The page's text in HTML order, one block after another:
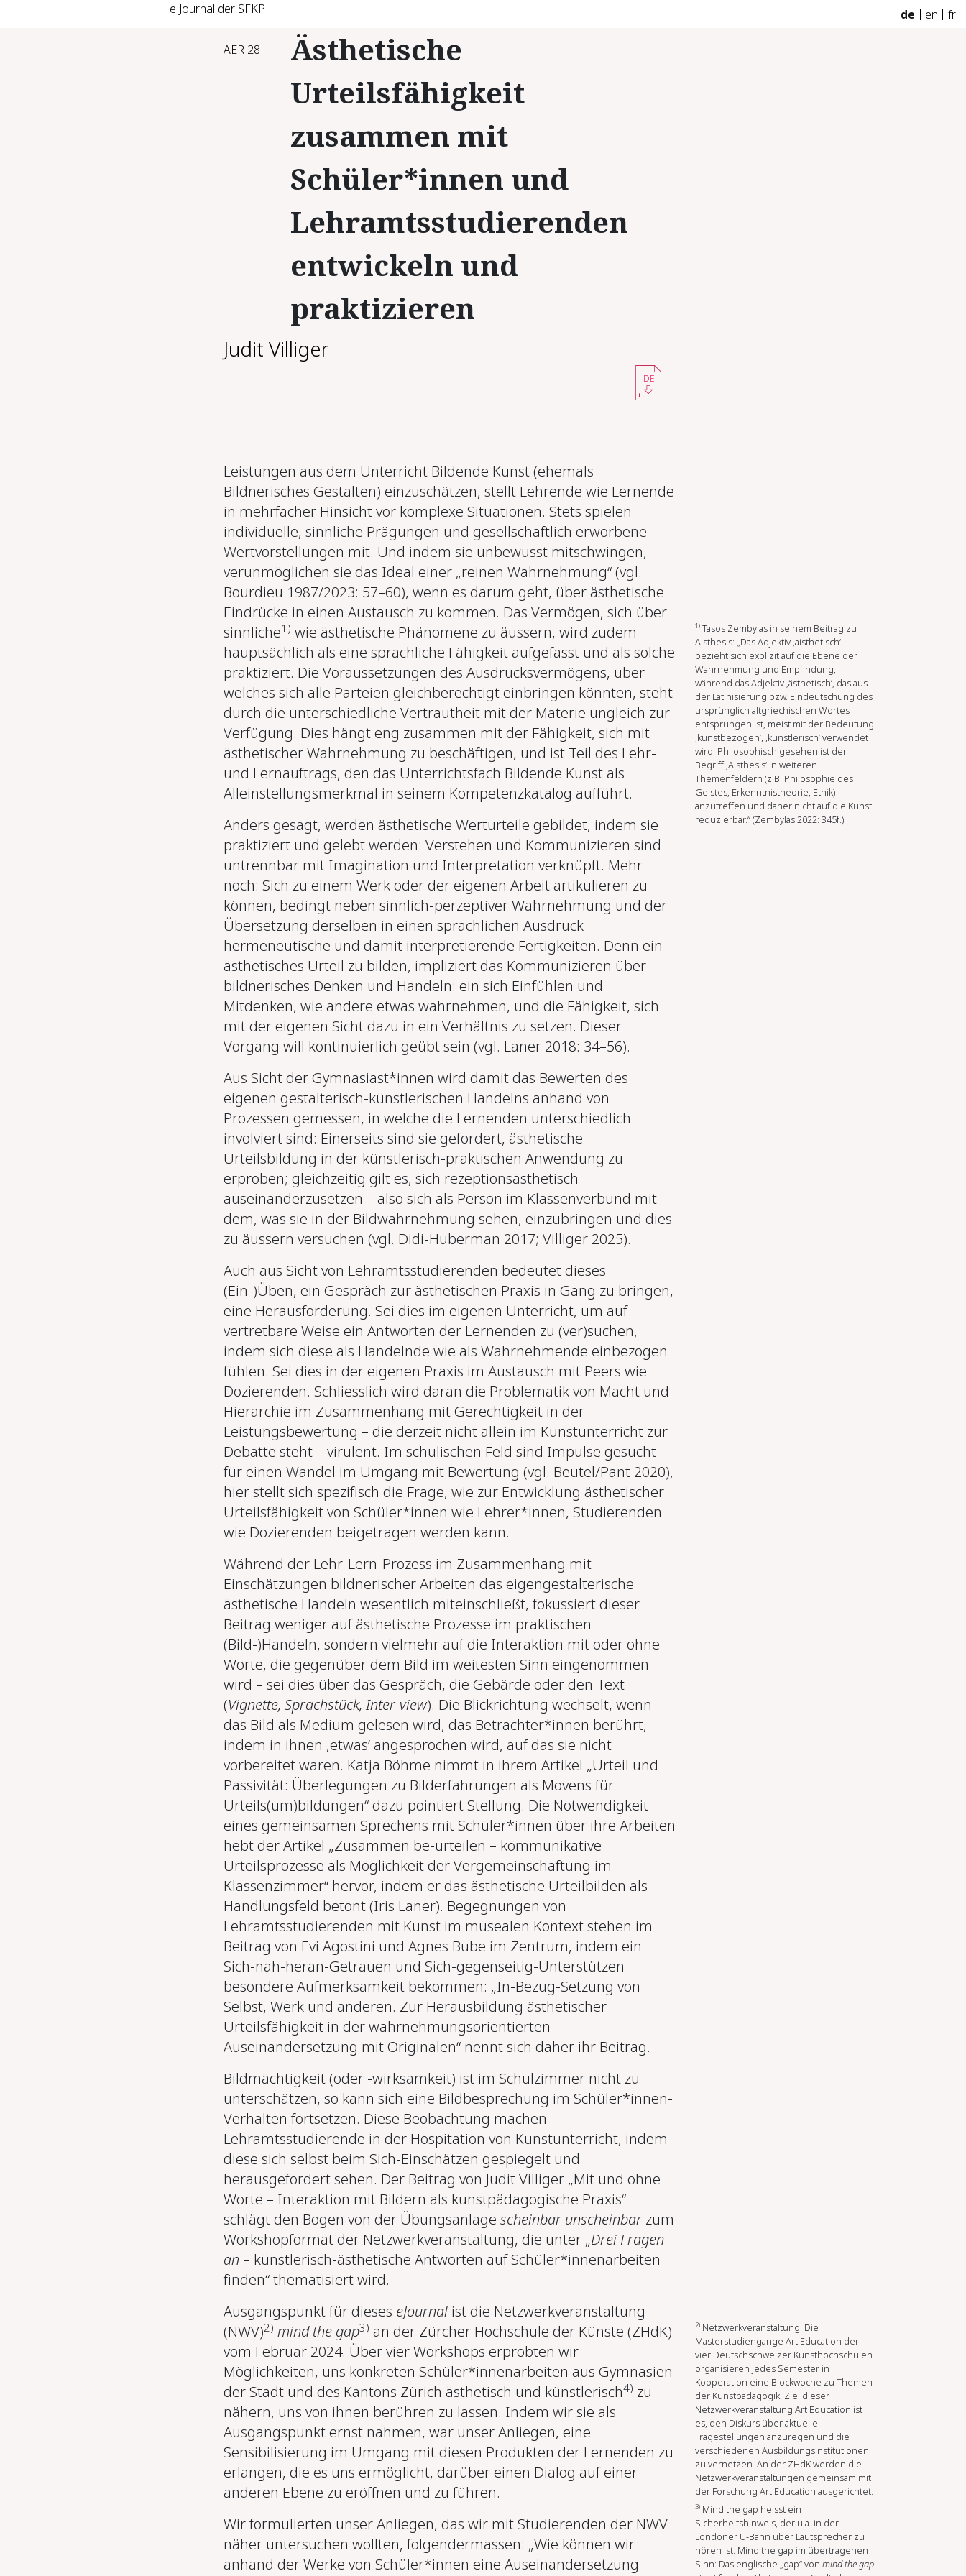
e Journal der SFKP de en fr
AER 28
Ästhetische
Urteilsfähigkeit
zusammen mit
Schüler*innen und
Lehramtsstudierenden
entwickeln und
praktizieren
Judit Villiger
DE
Leistungen aus dem Unterricht Bildende Kunst (ehemals
Bildnerisches Gestalten) einzuschätzen, stellt Lehrende wie Lernende
in mehrfacher Hinsicht vor komplexe Situationen. Stets spielen
individuelle, sinnliche Prägungen und gesellschaftlich erworbene
Wertvorstellungen mit. Und indem sie unbewusst mitschwingen,
verunmöglichen sie das Ideal einer „reinen Wahrnehmung“(vgl.
Bourdieu 1987/2023: 57–60), wenn es darum geht, über ästhetische
Eindrücke in einen Austausch zu kommen. Das Vermögen, sich über
sinnliche1) wie ästhetische Phänomene zu äussern, wird zudem
hauptsächlich als eine sprachliche Fähigkeit aufgefasst und als solche
praktiziert. Die Voraussetzungen des Ausdrucksvermögens, über
welches sich alle Parteien gleichberechtigt einbringen könnten, steht
durch die unterschiedliche Vertrautheit mit der Materie ungleich zur
Verfügung. Dies hängt eng zusammen mit der Fähigkeit, sich mit
ästhetischer Wahrnehmung zu beschäftigen, und ist Teil des Lehr-
und Lernauftrags, den das Unterrichtsfach Bildende Kunstals
Alleinstellungsmerkmal in seinem Kompetenzkatalog aufführt.
Anders gesagt, werden ästhetische Werturteile gebildet, indem sie
praktiziert und gelebt werden: Verstehen und Kommunizieren sind
untrennbar mit Imagination und Interpretation verknüpft. Mehr
noch: Sich zu einem Werk oder der eigenen Arbeit artikulieren zu
können, bedingt neben sinnlich-perzeptiver Wahrnehmung und der
Übersetzung derselben in einen sprachlichen Ausdruck
hermeneutische und damit interpretierende Fertigkeiten. Denn ein
ästhetisches Urteil zu bilden, impliziert das Kommunizieren über
bildnerisches Denken und Handeln: ein sich Einfühlen und
Mitdenken, wie andere etwas wahrnehmen, und die Fähigkeit, sich
mit der eigenen Sicht dazu in ein Verhältnis zu setzen. Dieser
Vorgang will kontinuierlich geübt sein (vgl. Laner 2018: 34–56).
Aus Sicht derGymnasiast*innen wird damit das Bewerten des
eigenen gestalterisch-künstlerischen Handelns anhand von
Prozessen gemessen, in welche die Lernenden unterschiedlich
involviert sind: Einerseits sind sie gefordert, ästhetische
Urteilsbildung in der künstlerisch-praktischen Anwendung zu
erproben; gleichzeitig gilt es, sich rezeptionsästhetisch
auseinanderzusetzen – also sich als Person im Klassenverbund mit
dem, was sie in der Bildwahrnehmung sehen, einzubringen und dies
zu äussern versuchen (vgl. Didi-Huberman 2017; Villiger 2025).
Auch aus Sicht von Lehramtsstudierenden bedeutet dieses
(Ein‑)Üben, ein Gespräch zur ästhetischen Praxis in Gang zu bringen,
eine Herausforderung. Sei dies im eigenen Unterricht, um auf
vertretbare Weise ein Antworten der Lernenden zu (ver)suchen,
indem sich diese als Handelnde wie als Wahrnehmende einbezogen
fühlen. Sei dies in der eigenen Praxis im Austausch mit Peers wie
Dozierenden. Schliesslich wird daran die Problematik von Macht und
Hierarchie im Zusammenhang mit Gerechtigkeit in der
Leistungsbewertung – die derzeit nicht allein im Kunstunterricht zur
Debatte steht – virulent. Im schulischen Feld sind Impulse gesucht
für einen Wandel im Umgang mit Bewertung (vgl. Beutel/Pant 2020),
hier stellt sich spezifisch die Frage, wie zur Entwicklung ästhetischer
Urteilsfähigkeit von Schüler*innen wie Lehrer*innen, Studierenden
wie Dozierenden beigetragen werden kann.
Während der Lehr-Lern-Prozess im Zusammenhang mit
Einschätzungen bildnerischer Arbeiten das eigengestalterische
ästhetische Handeln wesentlich miteinschließt, fokussiert dieser
Beitrag weniger auf ästhetische Prozesse im praktischen
(Bild‑)Handeln, sondern vielmehr auf die Interaktion mit oder ohne
Worte, die gegenüber dem Bild im weitesten Sinn eingenommen
wird – sei dies über das Gespräch, die Gebärde oder den Text
(Vignette, Sprachstück, Inter-view). Die Blickrichtung wechselt, wenn
das Bild als Medium gelesen wird, das Betrachter*innen berührt,
indem in ihnen ‚etwas‘ angesprochen wird, auf das sie nicht
vorbereitet waren. Katja Böhme nimmt in ihrem Artikel „Urteil und
Passivität: Überlegungen zu Bilderfahrungen als Movens für
Urteils(um)bildungen“ dazu pointiert Stellung. Die Notwendigkeit
eines gemeinsamen Sprechens mit Schüler*innen über ihre Arbeiten
hebt der Artikel „Zusammen be-urteilen – kommunikative
Urteilsprozesse als Möglichkeit der Vergemeinschaftung im
Klassenzimmer“ hervor, indem er das ästhetische Urteilbilden als
Handlungsfeld betont (Iris Laner). Begegnungen von
Lehramtsstudierenden mit Kunst im musealen Kontext stehen im
Beitrag von Evi Agostini und Agnes Bube im Zentrum, indem ein
Sich-nah-heran-Getrauen und Sich-gegenseitig-Unterstützen
besondere Aufmerksamkeit bekommen: „In-Bezug-Setzung von
Selbst, Werk und anderen. Zur Herausbildung ästhetischer
Urteilsfähigkeit in der wahrnehmungsorientierten
Auseinandersetzung mit Originalen“ nennt sich daher ihr Beitrag.
Bildmächtigkeit (oder -wirksamkeit) ist im Schulzimmer nicht zu
unterschätzen, so kann sich eine Bildbesprechung im Schüler*innen-
Verhalten fortsetzen. Diese Beobachtung machen
Lehramtsstudierende in der Hospitation von Kunstunterricht, indem
diese sich selbst beim Sich-Einschätzen gespiegelt und
herausgefordert sehen. Der Beitrag von Judit Villiger „Mit und ohne
Worte – Interaktion mit Bildern als kunstpädagogische Praxis“
schlägt den Bogen von der Übungsanlage scheinbar unscheinbarzum
Workshopformat der Netzwerkveranstaltung, die unter „Drei Fragen
an– künstlerisch-ästhetische Antworten auf Schüler*innenarbeiten
finden“ thematisiert wird.
Ausgangspunkt für dieses eJournalist die Netzwerkveranstaltung
(NWV)2) mind the gap3) an der Zürcher Hochschule der Künste (ZHdK)
vom Februar 2024. Über vier Workshops erprobten wir
Möglichkeiten, uns konkreten Schüler*innenarbeiten aus Gymnasien
der Stadt und des Kantons Zürich ästhetisch und künstlerisch4) zu
nähern, uns von ihnen berühren zu lassen. Indem wir sie als
Ausgangspunkt ernst nahmen, war unser Anliegen, eine
Sensibilisierung im Umgang mit diesen Produkten der Lernenden zu
erlangen, die es uns ermöglicht, darüber einen Dialog auf einer
anderen Ebene zu eröffnen und zu führen.
Wir formulierten unser Anliegen, das wir mit Studierenden der NWV
näher untersuchen wollten, folgendermassen: „Wie können wir
anhand der Werke von Schüler*innen eine Auseinandersetzung
1) Tasos Zembylas in seinem Beitrag zu
Aisthesis: „Das Adjektiv ‚aisthetisch‘
bezieht sich explizit auf die Ebene der
Wahrnehmung und Empfindung,
während das Adjektiv ‚ästhetisch’, das aus
der Latinisierung bzw. Eindeutschung des
ursprünglich altgriechischen Wortes
entsprungen ist, meist mit der Bedeutung
‚kunstbezogen’, ‚künstlerisch’ verwendet
wird. Philosophisch gesehen ist der
Begriff ‚Aisthesis‘ in weiteren
Themenfeldern (z.B. Philosophie des
Geistes, Erkenntnistheorie, Ethik)
anzutreffen und daher nicht auf die Kunst
reduzierbar.“ (Zembylas 2022: 345f.)
2) Netzwerkveranstaltung: Die
Masterstudiengänge Art Education der
vier Deutschschweizer Kunsthochschulen
organisieren jedes Semester in
Kooperation eine Blockwoche zu Themen
der Kunstpädagogik. Ziel dieser
Netzwerkveranstaltung Art Education ist
es, den Diskurs über aktuelle
Fragestellungen anzuregen und die
verschiedenen Ausbildungsinstitutionen
zu vernetzen. An der ZHdK werden die
Netzwerkveranstaltungen gemeinsam mit
der Forschung Art Education ausgerichtet.
3) Mind the gap heisst ein
Sicherheitshinweis, der u.a. in der
Londoner U-Bahn über Lautsprecher zu
hören ist. Mind the gap im übertragenen
Sinn: Das englische „gap“ von mind the gap